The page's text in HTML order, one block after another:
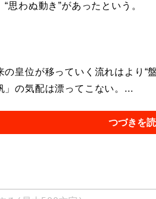
思わぬ動き”があったという。
皇位が移っていく流れはより“
」の気配は漂ってこない。...
つづきを